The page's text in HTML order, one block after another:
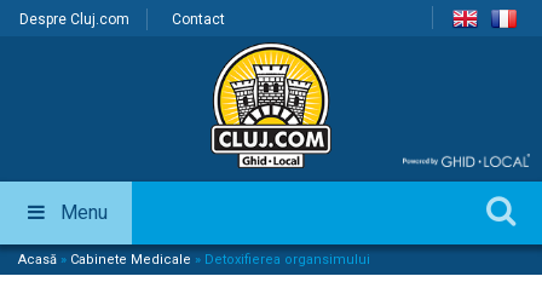
Despre Cluj.com Contact
Menu
Acasă » Cabinete Medicale » Detoxifierea organsimului